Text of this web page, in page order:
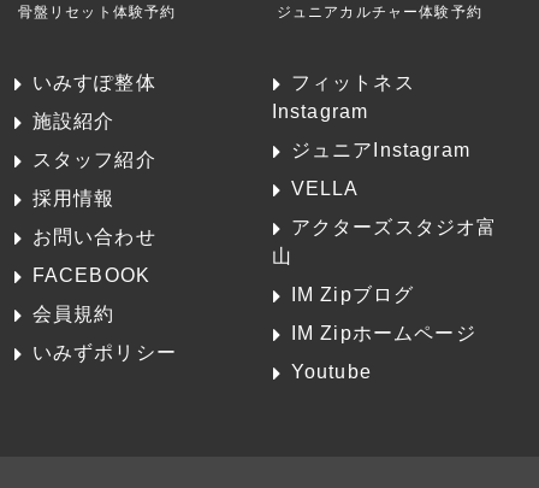
骨盤リセット体験予約
ジュニアカルチャー体験予約
いみすぽ整体
施設紹介
スタッフ紹介
採用情報
お問い合わせ
FACEBOOK
会員規約
いみずポリシー
フィットネス
Instagram
ジュニアInstagram
VELLA
アクターズスタジオ富
山
IM Zipブログ
IM Zipホームページ
Youtube